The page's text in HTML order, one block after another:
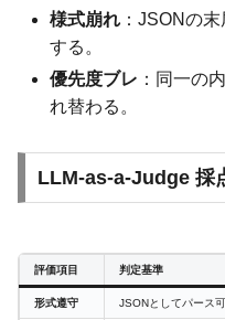
様式崩れ ：JSONの
する。
優先度ブレ ：同一の
れ替わる。
LLM-as-a-Judge 採
評価項目 判定基準
形式遵守 JSONとしてパース